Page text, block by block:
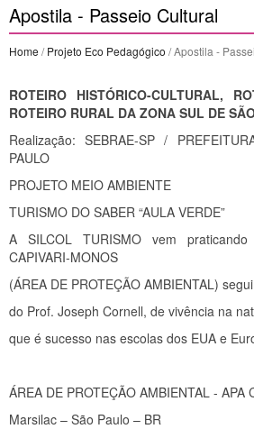
Apostila - Passeio Cultural
Home /Projeto Eco Pedagógico / Apostila -
ROTEIRO HISTÓRICO-CULTURAL,
ROTEIRO RURAL DA ZONA SUL DE
Realização: SEBRAE-SP /
PAULO
PROJETO MEIO AMBIENTE
TURISMO DO SABER “AULA VERDE”
A SILCOL TURISMO vem
CAPIVARI-MONOS
(ÁREA DE PROTEÇÃO AMBIENTAL)
do Prof. Joseph Cornell, de vivência na
que é sucesso nas escolas dos EUA e
ÁREA DE PROTEÇÃO AMBIENTAL - APA
Marsilac – São Paulo – BR